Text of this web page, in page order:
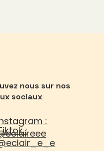
nous sur nos
sociaux
:
: